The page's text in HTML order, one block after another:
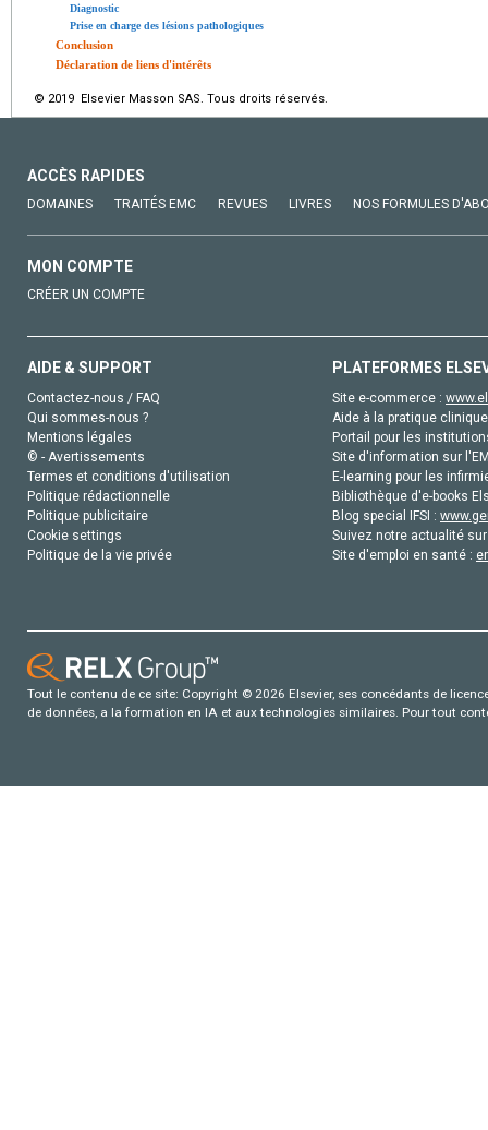
Diagnostic
Prise en charge des lésions pathologiques
Conclusion
Déclaration de liens d'intérêts
© 2019 Elsevier Masson SAS. Tous droits réservés.
ACCÈS RAPIDES
DOMAINES TRAITÉS EMC REVUES LIVRES NOS FORMULES
MON COMPTE
CRÉER UN COMPTE
AIDE & SUPPORT
Contactez-nous / FAQ
Qui sommes-nous ?
Mentions légales
© - Avertissements
Termes et conditions d'utilisation
Politique rédactionnelle
Politique publicitaire
Cookie settings
Politique de la vie privée
PLATEFORMES
Site e-commerce :
Aide à la pratique
Portail pour les
Site d'information sur
E-learning pour les
Bibliothèque d'e-books
Blog special IFSI :
Suivez notre actualité
Site d'emploi en santé :
Tout le contenu de ce site: Copyright © 2026 Elsevier, ses concédants de
de données, a la formation en IA et aux technologies similaires. Pour tout